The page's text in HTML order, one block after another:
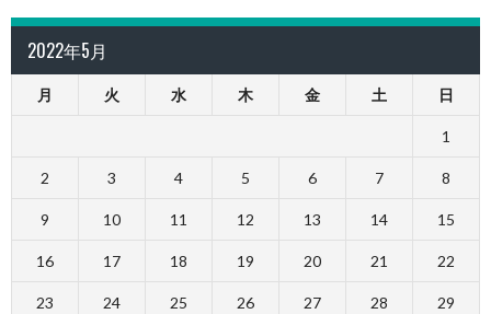
2022年5月
月 火 水 木 金 土 日
1
2 3 4 5 6 7 8
9 10 11 12 13 14 15
16 17 18 19 20 21 22
23 24 25 26 27 28 29